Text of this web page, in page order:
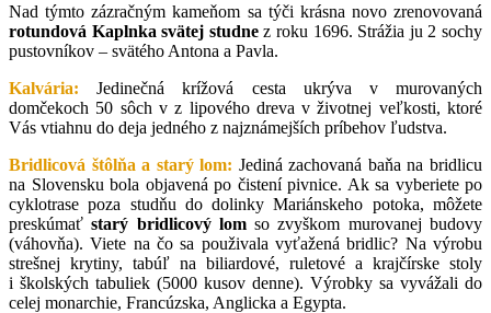
Nad týmto zázračným kameňom sa týči krásna novo zrenovovaná
rotundová Kaplnka svätej studnez roku 1696. Strážia ju 2 sochy
pustovníkov – svätého Antona a Pavla.
Kalvária:Jedinečná krížová cesta ukrýva v murovaných
domčekoch 50 sôch v z lipového dreva v životnej veľkosti, ktoré
Vás vtiahnu do deja jedného z najznámejších príbehov ľudstva.
Bridlicová štôlňa a starý lom: Jediná zachovaná baňa na bridlicu
na Slovensku bola objavená po čistení pivnice. Ak sa vyberiete po
cyklotrase poza studňu do dolinky Mariánskeho potoka, môžete
preskúmať starý bridlicový lomso zvyškom murovanej budovy
(váhovňa). Viete na čo sa použivala vyťažená bridlic? Na výrobu
strešnej krytiny, tabúľ na biliardové, ruletové a krajčírske stoly
i školských tabuliek (5000 kusov denne). Výrobky sa vyvážali do
celej monarchie, Francúzska, Anglicka a Egypta.